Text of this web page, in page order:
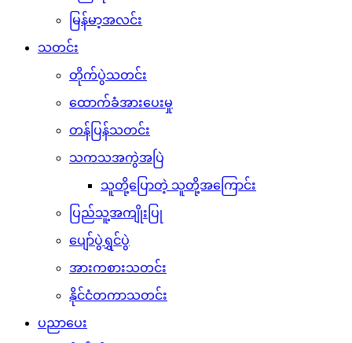
မြန်မာ့အလင်း
သတင်း
တိုက်ပွဲသတင်း
ထောက်ခံအားပေးမှု
တန်ပြန်သတင်း
သကသအကွဲအပြဲ
သူတို့ပြောတဲ့ သူတို့အကြောင်း
ပြည်သူ့အကျိုးပြု
ပျော်ပွဲရွှင်ပွဲ
အားကစားသတင်း
နိုင်ငံတကာသတင်း
ပညာပေး